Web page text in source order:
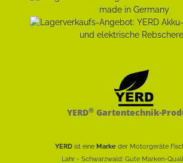
YERD®Gartentechnik-
YERD ist eine Marke der Motorgeräte
Lahr - Schwarzwald: Gute Marken-